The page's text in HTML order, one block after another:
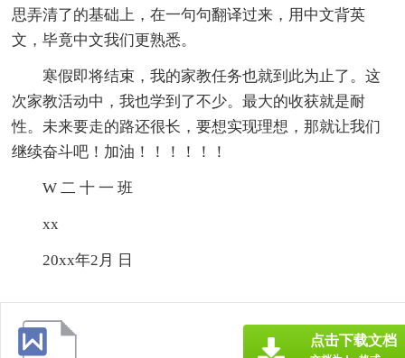
思弄清了的基础上，在一句句翻译过来，用中文背英
文，毕竟中文我们更熟悉。
寒假即将结束，我的家教任务也就到此为止了。这
次家教活动中，我也学到了不少。最大的收获就是耐
性。未来要走的路还很长，要想实现理想，那就让我们
继续奋斗吧！加油！！！！！！
W 二 十 一 班
xx
20xx年2月 日
点击下载文档